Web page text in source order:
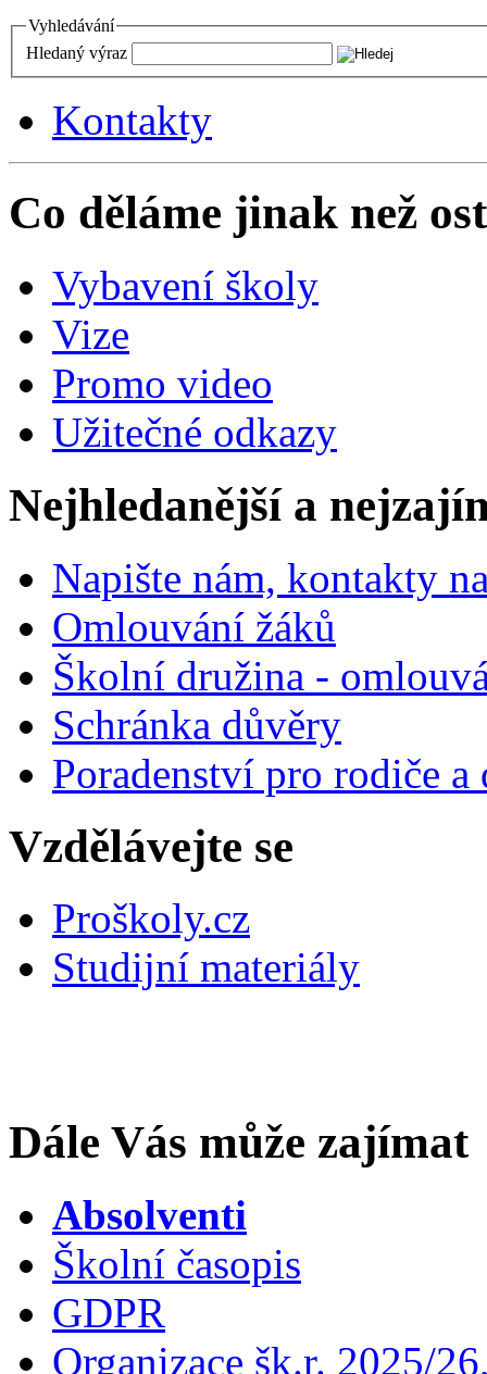
Vyhledávání
Hledaný výraz
Kontakty
Co děláme jinak než
Vybavení školy
Vize
Promo video
Užitečné odkazy
Nejhledanější a
Napište nám, kontakty
Omlouvání žáků
Školní družina -
Schránka důvěry
Poradenství pro rodiče
Vzdělávejte se
Proškoly.cz
Studijní materiály
Dále Vás může zajímat
Absolventi
Školní časopis
GDPR
Organizace šk.r. 2025/